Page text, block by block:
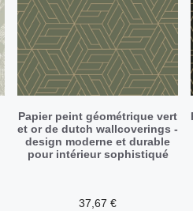
Papier peint géométrique vert
et or de dutch wallcoverings -
design moderne et durable
pour intérieur sophistiqué
37,67 €